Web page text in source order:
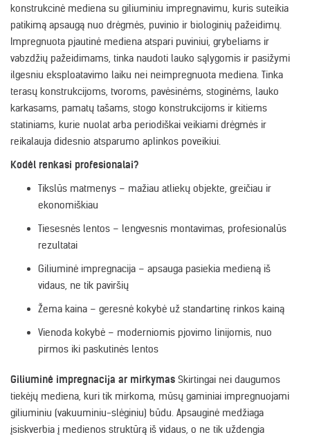
konstrukcinė mediena su giliuminiu impregnavimu, kuris suteikia
patikimą apsaugą nuo drėgmės, puvinio ir biologinių pažeidimų.
Impregnuota pjautinė mediena atspari puviniui, grybeliams ir
vabzdžių pažeidimams, tinka naudoti lauko sąlygomis ir pasižymi
ilgesniu eksploatavimo laiku nei neimpregnuota mediena. Tinka
terasų konstrukcijoms, tvoroms, pavėsinėms, stoginėms, lauko
karkasams, pamatų tašams, stogo konstrukcijoms ir kitiems
statiniams, kurie nuolat arba periodiškai veikiami drėgmės ir
reikalauja didesnio atsparumo aplinkos poveikiui.
Kodėl renkasi profesionalai?
Tikslūs matmenys – mažiau atliekų objekte, greičiau ir
ekonomiškiau
Tiesesnės lentos – lengvesnis montavimas, profesionalūs
rezultatai
Giliuminė impregnacija – apsauga pasiekia medieną iš
vidaus, ne tik paviršių
Žema kaina – geresnė kokybė už standartinę rinkos kainą
Vienoda kokybė – moderniomis pjovimo linijomis, nuo
pirmos iki paskutinės lentos
Giliuminė impregnacija ar mirkymas Skirtingai nei daugumos
tiekėjų mediena, kuri tik mirkoma, mūsų gaminiai impregnuojami
giliuminiu (vakuuminiu-slėginiu) būdu. Apsauginė medžiaga
įsiskverbia į medienos struktūrą iš vidaus, o ne tik uždengia